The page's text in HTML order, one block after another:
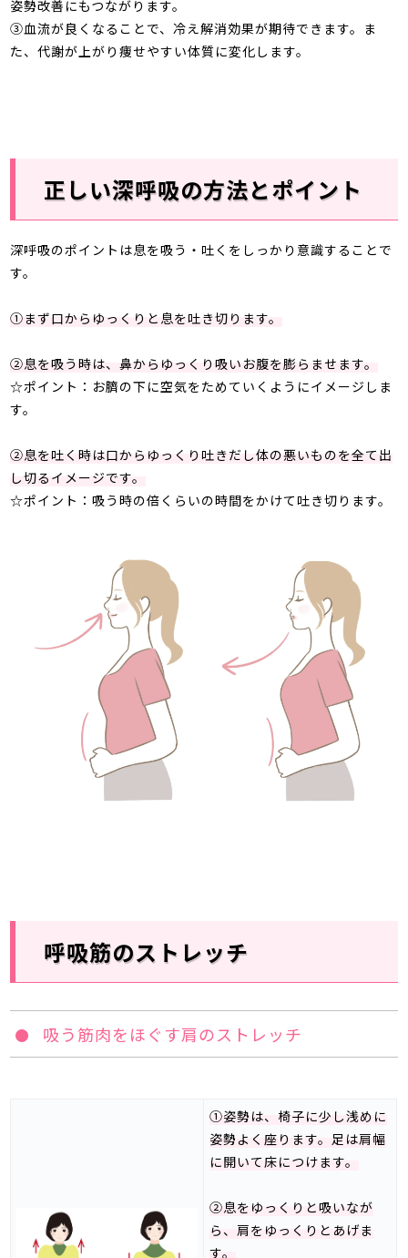
姿勢改善にもつながります。
③血流が良くなることで、冷え解消効果が期待できます。ま
た、代謝が上がり痩せやすい体質に変化します。
正しい深呼吸の方法とポイント
深呼吸のポイントは息を吸う・吐くをしっかり意識することで
す。
①まず口からゆっくりと息を吐き切ります。
②息を吸う時は、鼻からゆっくり吸いお腹を膨らませます。
☆ポイント：お臍の下に空気をためていくようにイメージしま
す。
②息を吐く時は口からゆっくり吐きだし体の悪いものを全て出
し切るイメージです。
☆ポイント：吸う時の倍くらいの時間をかけて吐き切ります。
呼吸筋のストレッチ
吸う筋肉をほぐす肩のストレッチ
①姿勢は、椅子に少し浅めに
姿勢よく座ります。足は肩幅
に開いて床につけます。
②息をゆっくりと吸いなが
ら、肩をゆっくりとあげま
す。